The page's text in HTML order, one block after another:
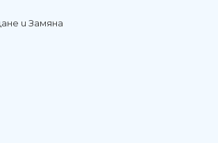
и Замяна